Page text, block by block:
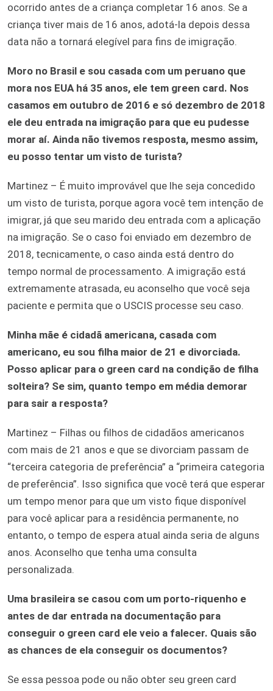
ocorrido antes de a criança completar 16 anos. Se a
criança tiver mais de 16 anos, adotá-la depois dessa
data não a tornará elegível para fins de imigração.
Moro no Brasil e sou casada com um peruano que
mora nos EUA há 35 anos, ele tem green card. Nos
casamos em outubro de 2016 e só dezembro de 2018
ele deu entrada na imigração para que eu pudesse
morar aí. Ainda não tivemos resposta, mesmo assim,
eu posso tentar um visto de turista?
Martinez – É muito improvável que lhe seja concedido
um visto de turista, porque agora você tem intenção de
imigrar, já que seu marido deu entrada com a aplicação
na imigração. Se o caso foi enviado em dezembro de
2018, tecnicamente, o caso ainda está dentro do
tempo normal de processamento. A imigração está
extremamente atrasada, eu aconselho que você seja
paciente e permita que o USCIS processe seu caso.
Minha mãe é cidadã americana, casada com
americano, eu sou filha maior de 21 e divorciada.
Posso aplicar para o green card na condição de filha
solteira? Se sim, quanto tempo em média demorar
para sair a resposta?
Martinez – Filhas ou filhos de cidadãos americanos
com mais de 21 anos e que se divorciam passam de
“terceira categoria de preferência” a “primeira categoria
de preferência”. Isso significa que você terá que esperar
um tempo menor para que um visto fique disponível
para você aplicar para a residência permanente, no
entanto, o tempo de espera atual ainda seria de alguns
anos. Aconselho que tenha uma consulta
personalizada.
Uma brasileira se casou com um porto-riquenho e
antes de dar entrada na documentação para
conseguir o green card ele veio a falecer. Quais são
as chances de ela conseguir os documentos?
Se essa pessoa pode ou não obter seu green card